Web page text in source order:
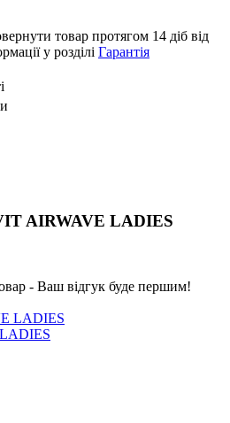
товар протягом 14 діб від
у розділі Гарантія
AIRWAVE LADIES
- Ваш відгук буде першим!